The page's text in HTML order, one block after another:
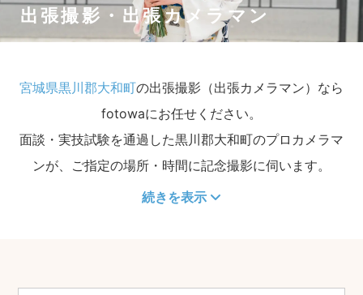
出張撮影・出張カメラマン
宮城県黒川郡大和町の出張撮影（出張カメラマン）なら
fotowaにお任せください。
面談・実技試験を通過した黒川郡大和町のプロカメラマ
ンが、ご指定の場所・時間に記念撮影に伺います。
続きを表示